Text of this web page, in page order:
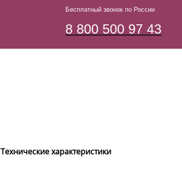
Бесплатный звонок по России
8 800 500 97 43
Технические характеристики